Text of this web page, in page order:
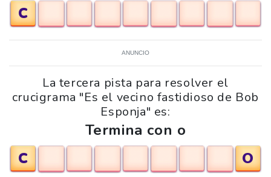
C
ANUNCIO
La tercera pista para resolver el
crucigrama "Es el vecino fastidioso de Bob
Esponja" es:
Termina con o
C
O